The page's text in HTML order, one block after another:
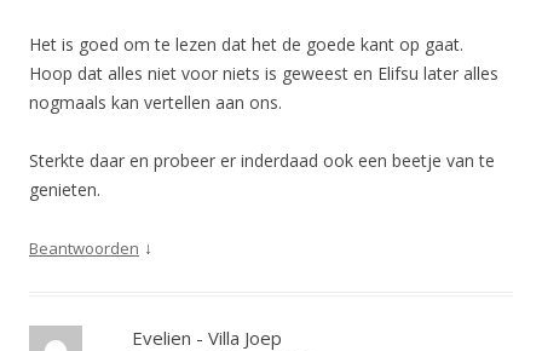
Het is goed om te lezen dat het de goede kant op gaat.
Hoop dat alles niet voor niets is geweest en Elifsu later alles
nogmaals kan vertellen aan ons.
Sterkte daar en probeer er inderdaad ook een beetje van te
genieten.
Beantwoorden ↓
Evelien - Villa Joep